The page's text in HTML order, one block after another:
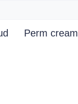
Perm cream